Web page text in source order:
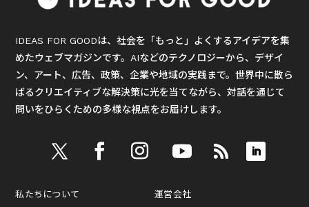
IDEAS FOR GOODは、社会を「もっと」よくするアイデアを集
めたウェブマガジンです。AIなどのテクノロジーから、デザイ
ン、アート、広告、政策、企業や地域の実践まで。世界中に散ら
ばるクリエイティブな解決策に光を当てながら、対話を通じて
問いをひらくための多様な視点をお届けします。
私たちについて 運営会社